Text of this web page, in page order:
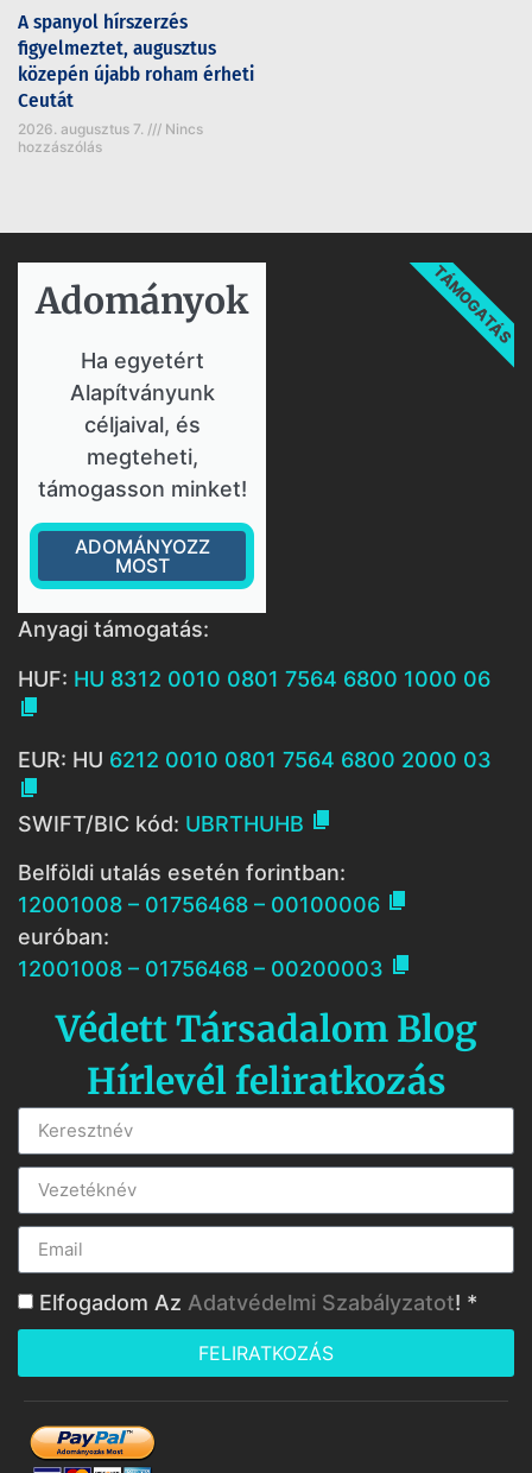
A spanyol hírszerzés
figyelmeztet, augusztus
közepén újabb roham érheti
Ceutát
2026. augusztus 7.
Nincs
hozzászólás
Adományok​
Ha egyetért
Alapítványunk
céljaival, és
megteheti,
támogasson minket!
ADOMÁNYOZZ
MOST
TÁMOGATÁS
Anyagi támogatás:
HUF: HU 8312 0010 0801 7564 6800 1000 06

EUR: HU 6212 0010 0801 7564 6800 2000 03

SWIFT/BIC kód: UBRTHUHB 
Belföldi utalás esetén forintban:
12001008 – 01756468 – 00100006 
euróban:
12001008 – 01756468 – 00200003 
Védett Társadalom Blog
Hírlevél feliratkozás
Elfogadom Az Adatvédelmi Szabályzatot! *
FELIRATKOZÁS